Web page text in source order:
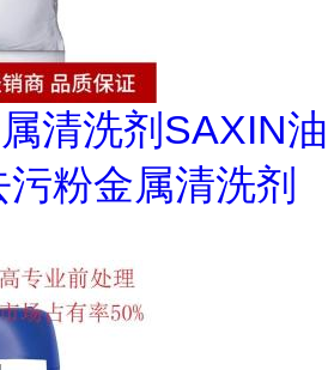
清洗剂SAXIN油
粉金属清洗剂